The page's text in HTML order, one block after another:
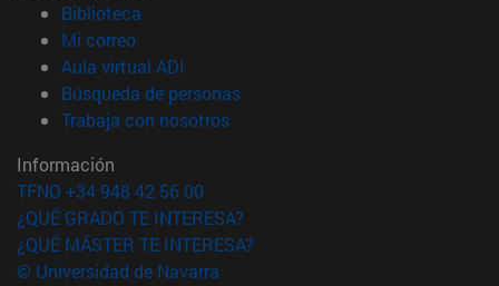
Biblioteca
Mi correo(abre en nueva ventana)
Aula virtual ADI
Búsqueda de personas(abre en nueva ventana)
Trabaja con nosotros(abre en nueva ventana)
Información
TFNO +34 948 42 56 00
¿QUÉ GRADO TE INTERESA?
¿QUÉ MÁSTER TE INTERESA?
© Universidad de Navarra